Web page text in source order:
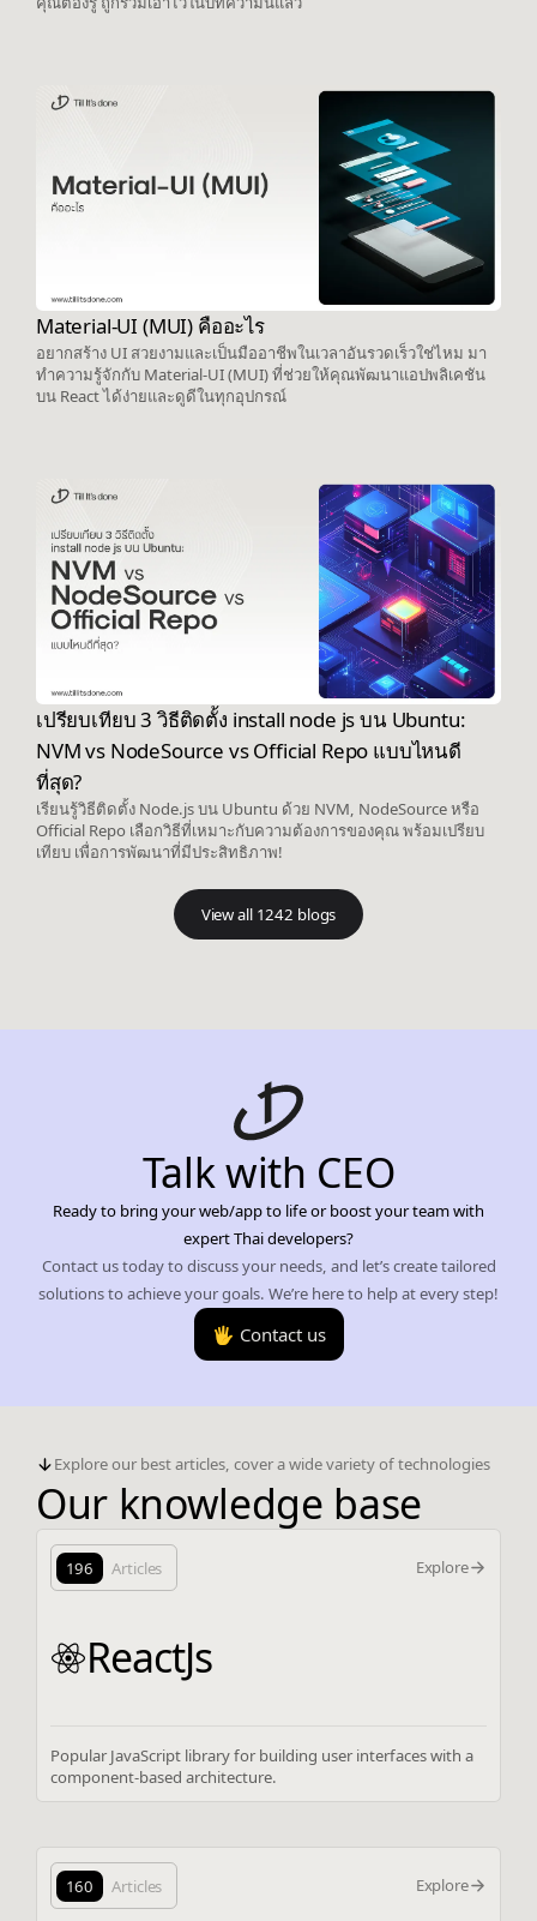
Material-UI (MUI) คืออะไร
อยากสร้าง UI สวยงามและเป็นมืออาชีพในเวลาอันรวดเร็วใช่ไหม มา
ทำความรู้จักกับ Material-UI (MUI) ที่ช่วยให้คุณพัฒนาแอปพลิเคชัน
บน React ได้ง่ายและดูดีในทุกอุปกรณ์
เปรียบเทียบ 3 วิธีติดตั้ง install node js บน Ubuntu:
NVM vs NodeSource vs Official Repo แบบไหนดี
ที่สุด?
เรียนรู้วิธีติดตั้ง Node.js บน Ubuntu ด้วย NVM, NodeSource หรือ
Official Repo เลือกวิธีที่เหมาะกับความต้องการของคุณ พร้อมเปรียบ
เทียบ เพื่อการพัฒนาที่มีประสิทธิภาพ!
View all 1242 blogs
Talk with CEO
Ready to bring your web/app to life or boost your team with
expert Thai developers?
Contact us today to discuss your needs, and let’s create tailored
solutions to achieve your goals. We’re here to help at every step!
🖐️ Contact us
Explore our best articles, cover a wide variety of technologies
Our knowledge base
196 Articles Explore
ReactJs
Popular JavaScript library for building user interfaces with a
component-based architecture.
160 Articles Explore